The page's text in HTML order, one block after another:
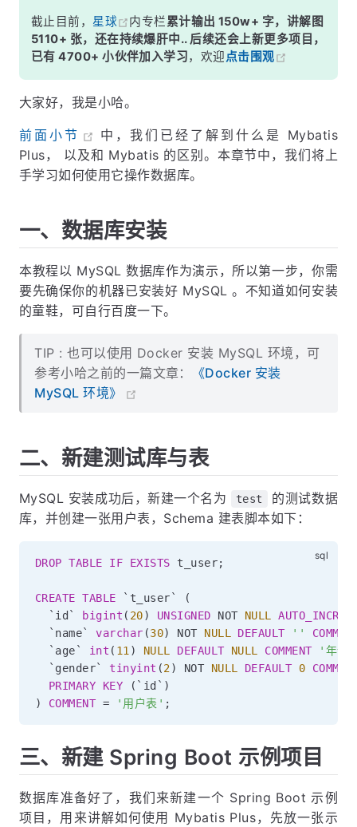
截止目前， 星球 内专栏累计输出 150w+ 字，讲解图
5110+ 张，还在持续爆肝中.. 后续还会上新更多项目，
已有 4700+ 小伙伴加入学习，欢迎点击围观
大家好，我是小哈。
前面小节
中，我们已经了解到什么是 Mybatis
Plus， 以及和 Mybatis 的区别。本章节中，我们将上
手学习如何使用它操作数据库。
一、数据库安装
本教程以 MySQL 数据库作为演示，所以第一步，你需
要先确保你的机器已安装好 MySQL 。不知道如何安装
的童鞋，可自行百度一下。
TIP : 也可以使用 Docker 安装 MySQL 环境，可
参考小哈之前的一篇文章：
《Docker 安装
MySQL 环境》
二、新建测试库与表
MySQL 安装成功后，新建一个名为 test
的测试数据
库，并创建一张用户表，Schema 建表脚本如下：
DROP TABLE IF EXISTS t_user;
CREATE TABLE ` t_user `
(
` id ` bigint ( 20) UNSIGNED NOT NULL
` name` varchar (30) NOT NULL DEFAULT ''
` age ` int ( 11 ) NULL DEFAULT NULL COMMENT '年龄'
` gender` tinyint (2) NOT NULL DEFAULT 0
PRIMARY
KEY ( ` id ` )
)
COMMENT = '用户表' ;
三、新建 Spring Boot 示例项目
数据库准备好了，我们来新建一个 Spring Boot 示例
项目，用来讲解如何使用 Mybatis Plus，先放一张示